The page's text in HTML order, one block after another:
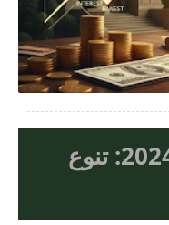
شاهد الموضوع
مسلسلات رمضان 2024: تنوع